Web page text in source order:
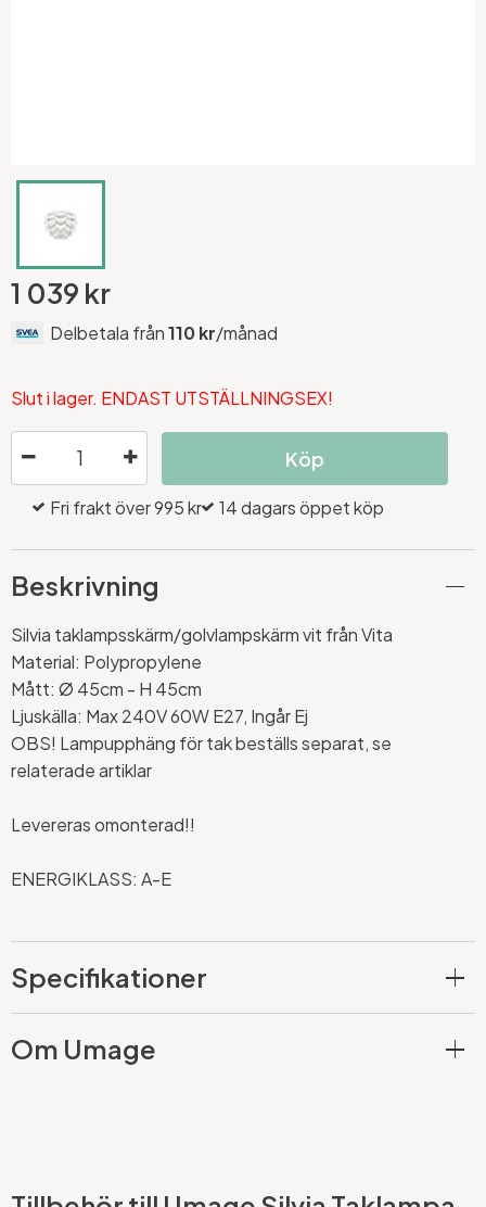
1 039 kr
Delbetala från110 kr/månad
Slut i lager. ENDAST UTSTÄLLNINGSEX!
Köp
Fri frakt över 995 kr 14 dagars öppet köp
Beskrivning
Silvia taklampsskärm/golvlampskärm vit från Vita
Material: Polypropylene
Mått: Ø 45cm - H 45cm
Ljuskälla: Max 240V 60W E27, Ingår Ej
OBS! Lampupphäng för tak beställs separat, se
relaterade artiklar
Levereras omonterad!!
ENERGIKLASS: A-E
Specifikationer
Om Umage